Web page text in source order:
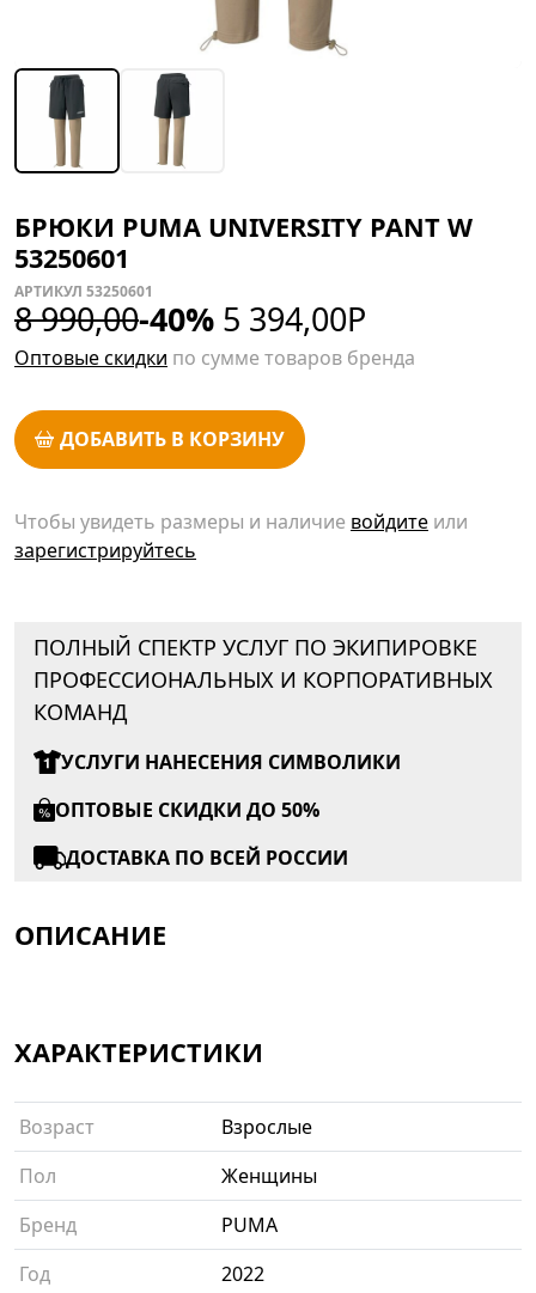
БРЮКИ PUMA UNIVERSITY PANT W
53250601
АРТИКУЛ 53250601
8 990,00-40% 5 394,00Р
Оптовые скидки по сумме товаров бренда
ДОБАВИТЬ В КОРЗИНУ
Чтобы увидеть размеры и наличие войдите или
зарегистрируйтесь
ПОЛНЫЙ СПЕКТР УСЛУГ ПО ЭКИПИРОВКЕ
ПРОФЕССИОНАЛЬНЫХ И КОРПОРАТИВНЫХ
КОМАНД
УСЛУГИ НАНЕСЕНИЯ СИМВОЛИКИ
ОПТОВЫЕ СКИДКИ ДО 50%
ДОСТАВКА ПО ВСЕЙ РОССИИ
ОПИСАНИЕ
ХАРАКТЕРИСТИКИ
Возраст
Взрослые
Пол
Женщины
Бренд
PUMA
Год
2022